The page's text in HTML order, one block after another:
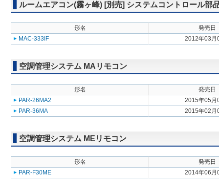
ルームエアコン(霧ヶ峰) [別売] システムコントロール部
形名
発売日
MAC-333IF
2012年03月
空調管理システム MAリモコン
形名
発売日
PAR-26MA2
2015年05月
PAR-36MA
2015年02月
空調管理システム MEリモコン
形名
発売日
PAR-F30ME
2014年06月